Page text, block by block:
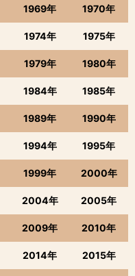
1969年 1970年
1974年 1975年
1979年 1980年
1984年 1985年
1989年 1990年
1994年 1995年
1999年 2000年
2004年 2005年
2009年 2010年
2014年 2015年